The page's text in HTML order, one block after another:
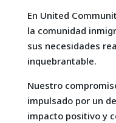
En United
la comunidad
sus necesidades
inquebrantable.
Nuestro
impulsado por un
impacto positivo y